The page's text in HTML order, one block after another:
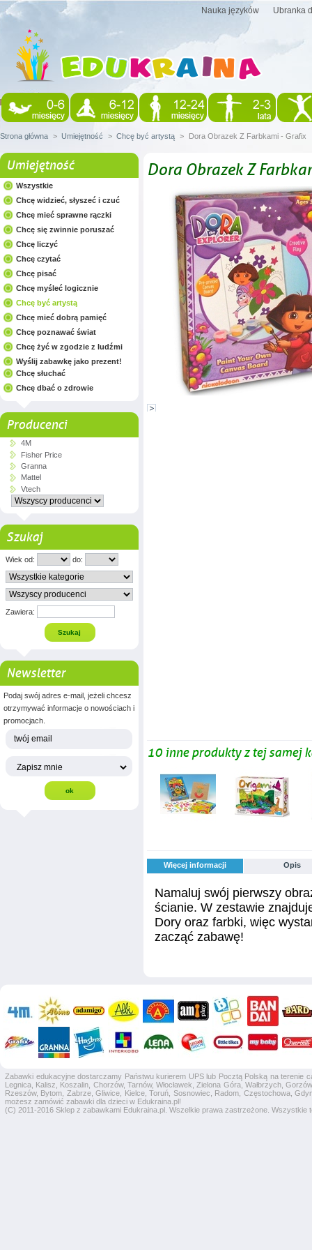
Nauka języków Ubranka
Strona główna > Umiejętność > Chcę być artystą > Dora Obrazek Z Farbkami - Grafix
Umiejętność
Wszystkie
Chcę widzieć, słyszeć i czuć
Chcę mieć sprawne rączki
Chcę się zwinnie poruszać
Chcę liczyć
Chcę czytać
Chcę pisać
Chcę myśleć logicznie
Chcę być artystą
Chcę mieć dobrą pamięć
Chcę poznawać świat
Chcę żyć w zgodzie z ludźmi
Wyślij zabawkę jako prezent!
Chcę słuchać
Chcę dbać o zdrowie
Producenci
4M
Fisher Price
Granna
Mattel
Vtech
Szukaj
Wiek od: do:
Zawiera:
Newsletter
Podaj swój adres e-mail, jeżeli chcesz
otrzymywać informacje o nowościach i
promocjach.
Dora Obrazek Z
10 inne produkty z tej samej
Więcej informacji Opis
Namaluj swój pierwszy
ścianie. W zestawie
Dory oraz farbki, więc
zacząć zabawę!
Zabawki edukacyjne dostarczamy Państwu kurierem UPS lub Pocztą Polską na terenie
Legnica, Kalisz, Koszalin, Chorzów, Tarnów, Włocławek, Zielona Góra, Wałbrzych,
Rzeszów, Bytom, Zabrze, Gliwice, Kielce, Toruń, Sosnowiec, Radom, Częstochowa,
możesz zamówić zabawki dla dzieci w Edukraina.pl!
(C) 2011-2016 Sklep z zabawkami Edukraina.pl. Wszelkie prawa zastrzeżone.